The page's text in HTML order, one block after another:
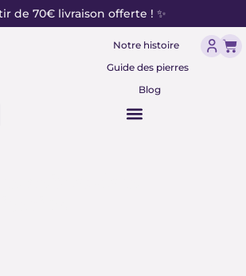
de 70€ livraison offerte ! ✨
Notre histoire
Guide des pierres
Blog